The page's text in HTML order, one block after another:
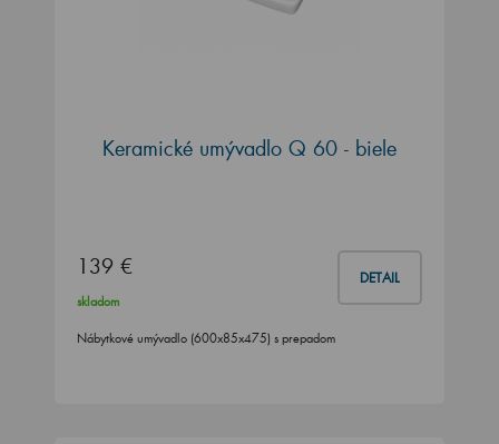
Keramické umývadlo Q 60 - biele
139 € DETAIL
skladom
Nábytkové umývadlo (600x85x475) s prepadom